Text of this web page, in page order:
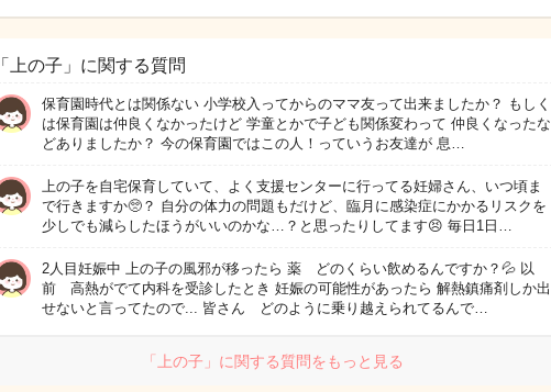
「上の子」に関する質問
保育園時代とは関係ない 小学校入ってからのママ友って出来ましたか？ もしく
は保育園は仲良くなかったけど 学童とかで子ども関係変わって 仲良くなったな
どありましたか？ 今の保育園ではこの人！っていうお友達が 息…
上の子を自宅保育していて、よく支援センターに行ってる妊婦さん、いつ頃ま
で行きますか🥺？ 自分の体力の問題もだけど、臨月に感染症にかかるリスクを
少しでも減らしたほうがいいのかな…？と思ったりしてます😣 毎日1日…
2人目妊娠中 上の子の風邪が移ったら 薬 どのくらい飲めるんですか？💦 以
前 高熱がでて内科を受診したとき 妊娠の可能性があったら 解熱鎮痛剤しか出
せないと言ってたので... 皆さん どのように乗り越えられてるんで…
「上の子」に関する質問をもっと見る